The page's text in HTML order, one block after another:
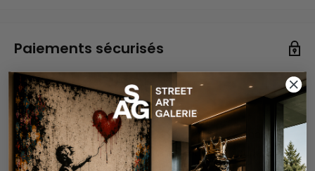
Paiements sécurisés
Vos informations de paiement sont gérées de manière
sécurisée. Nous ne stockons ni ne pouvons récupérer